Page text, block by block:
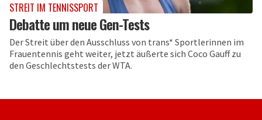
STREIT IM TENNISSPORT
Debatte um neue Gen-Tests
Der Streit über den Ausschluss von trans* Sportlerinnen im
Frauentennis geht weiter, jetzt äußerte sich Coco Gauff zu
den Geschlechtstests der WTA.